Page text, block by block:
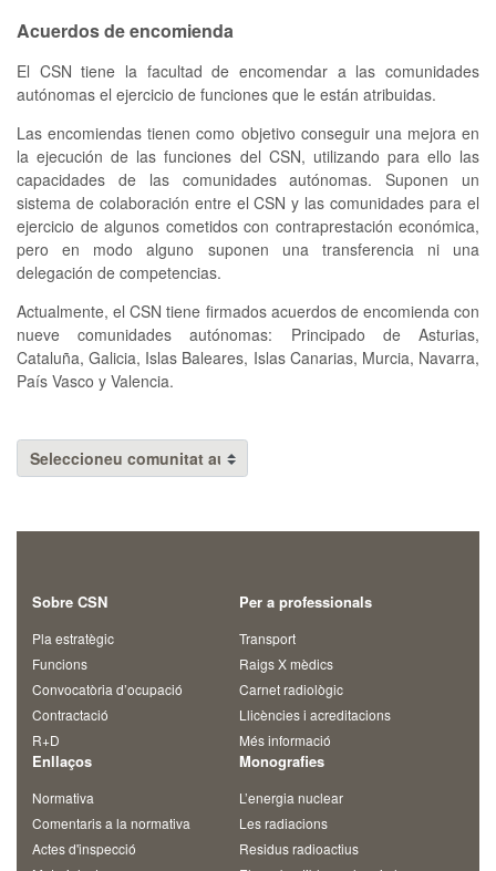
Acuerdos de encomienda
El CSN tiene la facultad de encomendar a las comunidades
autónomas el ejercicio de funciones que le están atribuidas.
Las encomiendas tienen como objetivo conseguir una mejora en
la ejecución de las funciones del CSN, utilizando para ello las
capacidades de las comunidades autónomas. Suponen un
sistema de colaboración entre el CSN y las comunidades para el
ejercicio de algunos cometidos con contraprestación económica,
pero en modo alguno suponen una transferencia ni una
delegación de competencias.
Actualmente, el CSN tiene firmados acuerdos de encomienda con
nueve comunidades autónomas: Principado de Asturias,
Cataluña, Galicia, Islas Baleares, Islas Canarias, Murcia, Navarra,
País Vasco y Valencia.
Sobre CSN
Pla estratègic
Funcions
Convocatòria d’ocupació
Contractació
R+D
Per a professionals
Transport
Raigs X mèdics
Carnet radiològic
Llicències i acreditacions
Més informació
Enllaços
Normativa
Comentaris a la normativa
Actes d'inspecció
Monografies
L’energia nuclear
Les radiacions
Residus radioactius